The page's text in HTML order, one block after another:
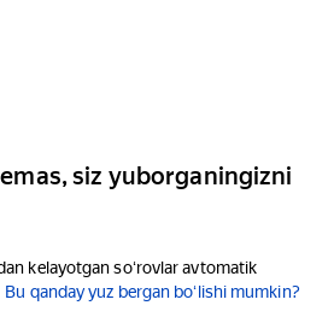
siz yuborganingizni
kelayotgan soʻrovlar avtomatik
Bu qanday yuz bergan boʻlishi mumkin?